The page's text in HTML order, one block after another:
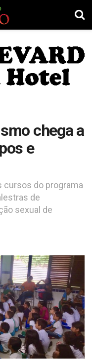
chega a
e
cursos do programa
de
sexual de